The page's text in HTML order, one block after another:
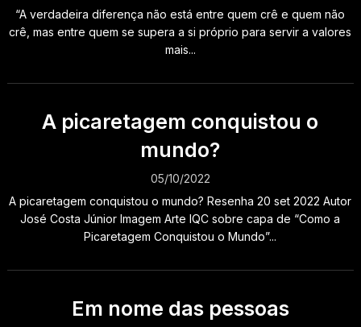
“A verdadeira diferença não está entre quem crê e quem não
crê, mas entre quem se supera a si próprio para servir a valores
mais...
A picaretagem conquistou o
mundo?
05/10/2022
A picaretagem conquistou o mundo? Resenha 20 set 2022 Autor
José Costa Júnior Imagem Arte IQC sobre capa de “Como a
Picaretagem Conquistou o Mundo”...
Em nome das pessoas